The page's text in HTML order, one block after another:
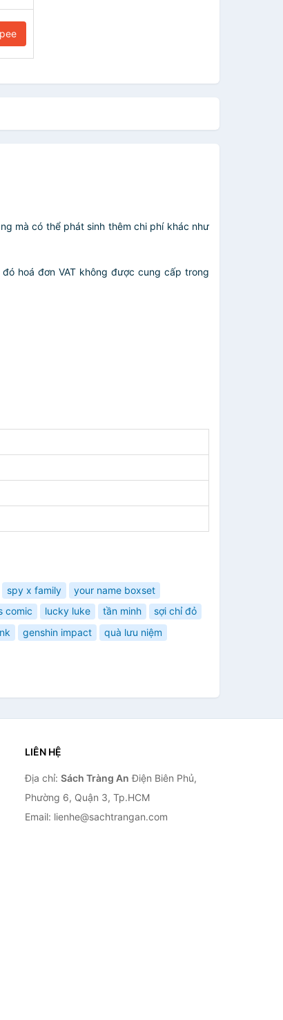
mà có thể phát sinh thêm chi phí khác như
hoá đơn VAT không được cung cấp trong
spy x family
your name boxset
comic lucky luke tần minh
sợi chỉ đỏ
genshin impact
quà lưu niệm
LIÊN HỆ
Địa chỉ: Sách Tràng An Điện Biên Phủ,
Phường 6, Quận 3, Tp.HCM
Email: lienhe@sachtrangan.com